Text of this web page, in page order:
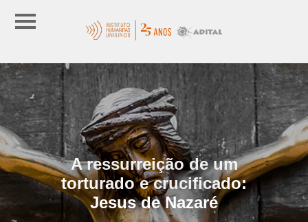
A ressurreição de um
torturado e crucificado:
Jesus de Nazaré